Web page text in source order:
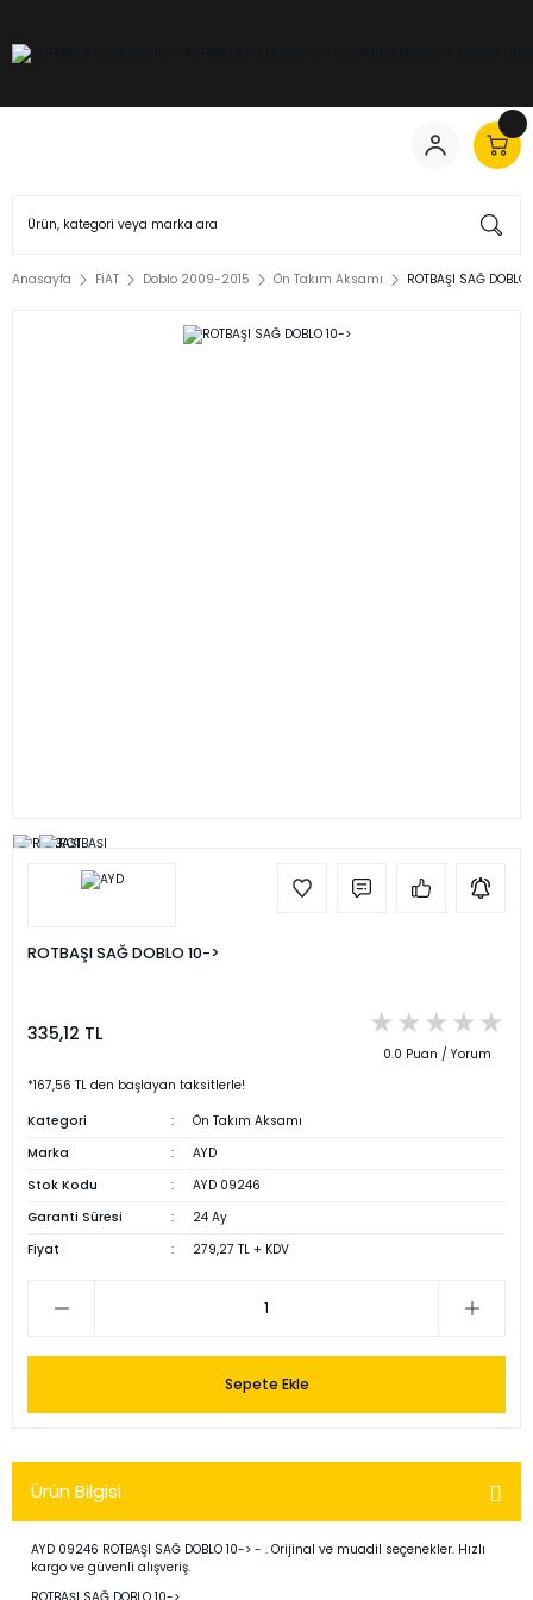
Anasayfa FİAT Doblo 2009-2015 Ön Takım Aksamı ROTBAŞI SAĞ DOBLO
ROTBAŞI SAĞ DOBLO 10->
335,12 TL
0.0 Puan / Yorum
*167,56 TL den başlayan taksitlerle!
Kategori
Ön Takım Aksamı
Marka
AYD
Stok Kodu
AYD 09246
Garanti Süresi
24 Ay
Fiyat
279,27 TL + KDV
Sepete Ekle
Ürün Bilgisi
AYD 09246 ROTBAŞI SAĞ DOBLO 10-> - . Orijinal ve muadil seçenekler. Hızlı
kargo ve güvenli alışveriş.